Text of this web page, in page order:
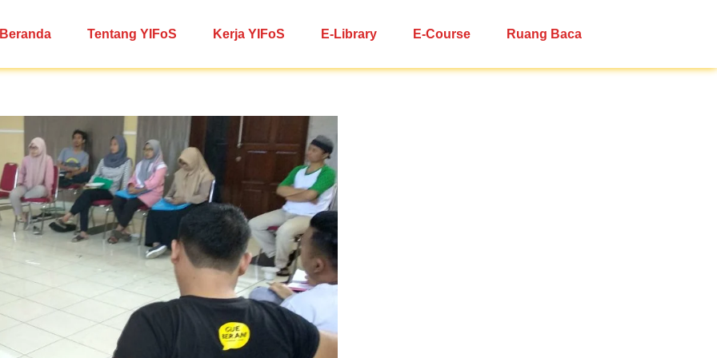
Beranda Tentang YIFoS Kerja YIFoS E-Library E-Course Ruang Baca